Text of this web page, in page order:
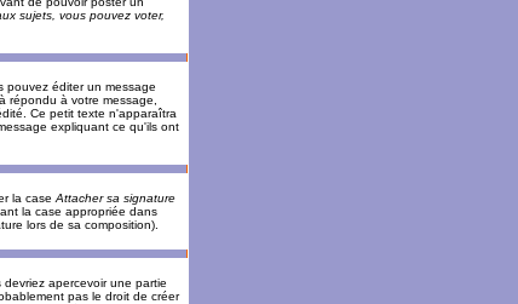
sujets, vous pouvez voter,
pouvez éditer un message
à votre message,
Ce petit texte n'apparaîtra
expliquant ce qu'ils ont
la case Attacher sa signature
la case appropriée dans
lors de sa composition).
apercevoir une partie
pas le droit de créer